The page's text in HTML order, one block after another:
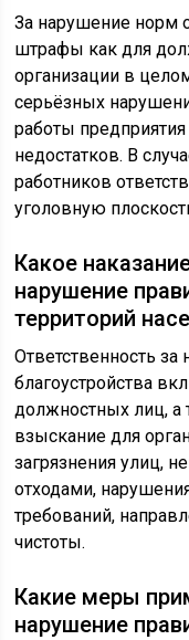
За нарушение норм
штрафы как для
организации в
серьёзных
работы
недостатков. В
работников
уголовную
Какое
нарушение
территорий
Ответственность
благоустройства
должностных лиц, а
взыскание для
загрязнения улиц,
отходами,
требований,
чистоты.
Какие меры
нарушение